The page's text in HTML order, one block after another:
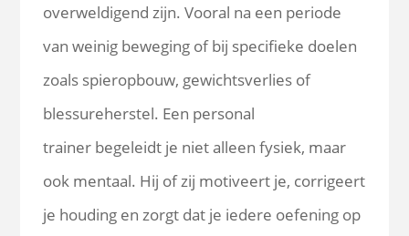
overweldigend zijn. Vooral na een periode
van weinig beweging of bij specifieke doelen
zoals spieropbouw, gewichtsverlies of
blessureherstel. Een personal
trainer begeleidt je niet alleen fysiek, maar
ook mentaal. Hij of zij motiveert je, corrigeert
je houding en zorgt dat je iedere oefening op